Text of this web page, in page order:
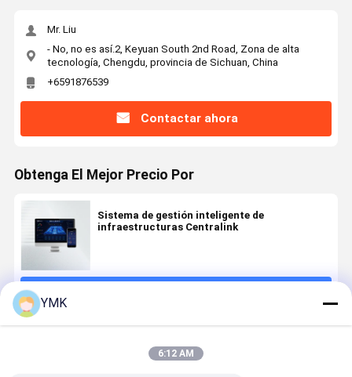
Mr. Liu
- No, no es así.2, Keyuan South 2nd Road, Zona de alta
tecnología, Chengdu, provincia de Sichuan, China
+6591876539
Contactar ahora
Obtenga El Mejor Precio Por
Sistema de gestión inteligente de
infraestructuras Centralink
Productos Recomendados
YMK
6:12 AM